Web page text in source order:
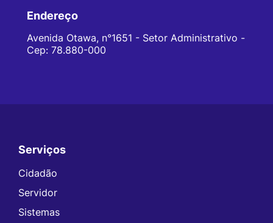
Endereço
Avenida Otawa, n°1651 - Setor Administrativo -
Cep: 78.880-000
Seção do Rodapé e Contato
Serviços
Cidadão
Servidor
Sistemas